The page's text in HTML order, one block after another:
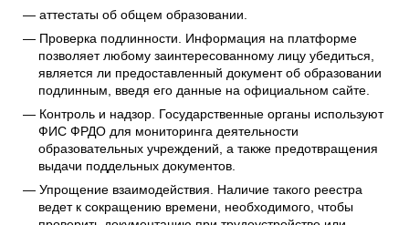
аттестаты об общем образовании.
Проверка подлинности. Информация на платформе
позволяет любому заинтересованному лицу убедиться,
является ли предоставленный документ об образовании
подлинным, введя его данные на официальном сайте.
Контроль и надзор. Государственные органы используют
ФИС ФРДО для мониторинга деятельности
образовательных учреждений, а также предотвращения
выдачи поддельных документов.
Упрощение взаимодействия. Наличие такого реестра
ведет к сокращению времени, необходимого, чтобы